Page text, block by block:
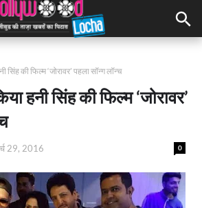
सिंह की फिल्म ‘जोरावर’ पहला सॉन्ग लॉन्च
हनी सिंह की फिल्म ‘जोरावर’
0
29, 2016